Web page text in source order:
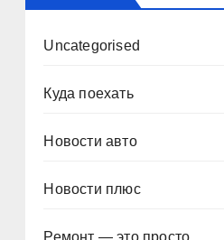
Uncategorised
Куда поехать
Новости авто
Новости плюс
Ремонт — это просто